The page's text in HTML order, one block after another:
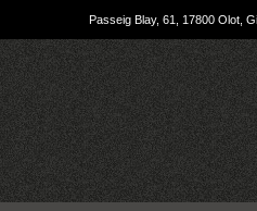
Passeig Blay, 61, 17800 Olot,